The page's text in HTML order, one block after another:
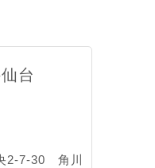
台
2-7-30 角川